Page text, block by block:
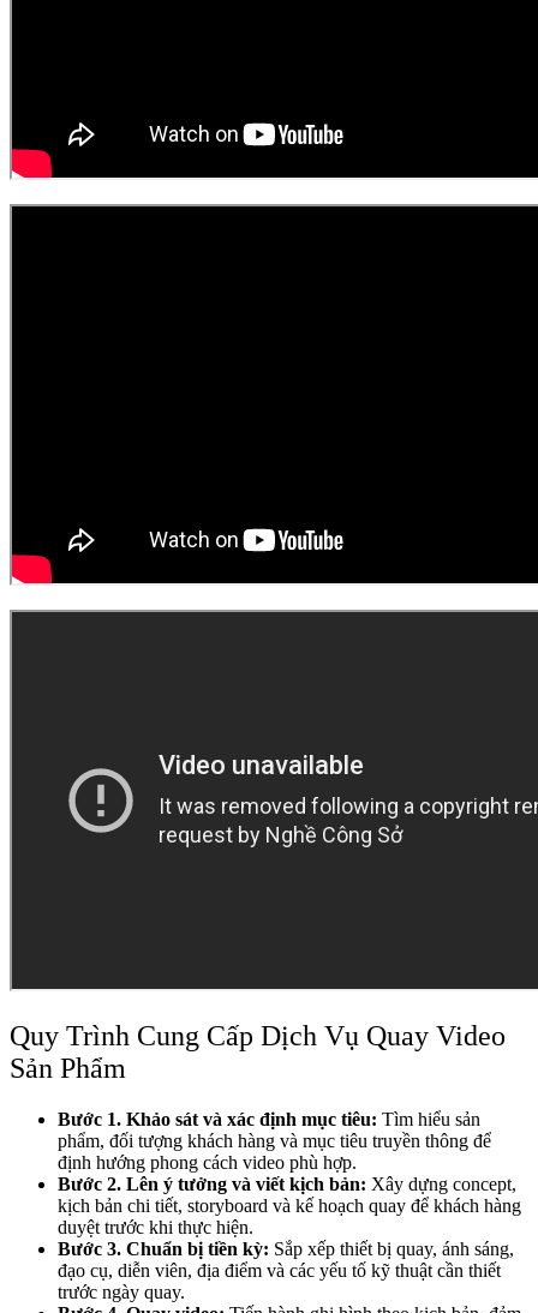
Quy Trình Cung Cấp Dịch Vụ Quay Video
Sản Phẩm
Bước 1. Khảo sát và xác định mục tiêu: Tìm hiểu sản
phẩm, đối tượng khách hàng và mục tiêu truyền thông để
định hướng phong cách video phù hợp.
Bước 2. Lên ý tưởng và viết kịch bản: Xây dựng concept,
kịch bản chi tiết, storyboard và kế hoạch quay để khách hàng
duyệt trước khi thực hiện.
Bước 3. Chuẩn bị tiền kỳ: Sắp xếp thiết bị quay, ánh sáng,
đạo cụ, diễn viên, địa điểm và các yếu tố kỹ thuật cần thiết
trước ngày quay.